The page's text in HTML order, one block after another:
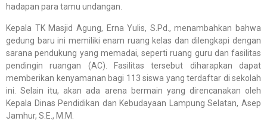
hadapan para tamu undangan.
Kepala TK Masjid Agung, Erna Yulis, S.Pd., menambahkan bahwa
gedung baru ini memiliki enam ruang kelas dan dilengkapi dengan
sarana pendukung yang memadai, seperti ruang guru dan fasilitas
pendingin ruangan (AC). Fasilitas tersebut diharapkan dapat
memberikan kenyamanan bagi 113 siswa yang terdaftar di sekolah
ini. Selain itu, akan ada arena bermain yang direncanakan oleh
Kepala Dinas Pendidikan dan Kebudayaan Lampung Selatan, Asep
Jamhur, S.E., M.M.